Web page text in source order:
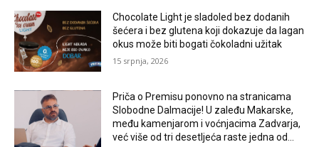
Chocolate Light je sladoled bez dodanih
šećera i bez glutena koji dokazuje da lagan
okus može biti bogati čokoladni užitak
15 srpnja, 2026
Priča o Premisu ponovno na stranicama
Slobodne Dalmacije! U zaleđu Makarske,
među kamenjarom i voćnjacima Zadvarja,
već više od tri desetljeća raste jedna od...